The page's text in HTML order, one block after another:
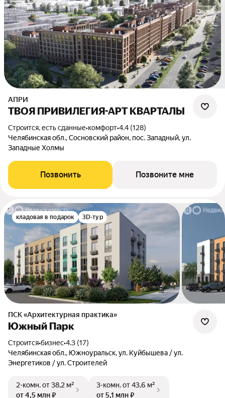
АПРИ
ТВОЯ ПРИВИЛЕГИЯ-АРТ КВАРТАЛЫ
Строится, есть сданные•комфорт•4.4 (128)
Челябинская обл., Сосновский район, пос. Западный, ул.
Западные Холмы
Позвонить Позвоните мне
кладовая в подарок 3D-тур
ПСК «Архитектурная практика»
Южный Парк
Строится•бизнес•4.3 (17)
Челябинская обл., Южноуральск, ул. Куйбышева / ул.
Энергетиков / ул. Строителей
2-комн.от 38,2 м²
от 4,5 млн ₽
3-комн.от 43,6 м²
от 5,1 млн ₽